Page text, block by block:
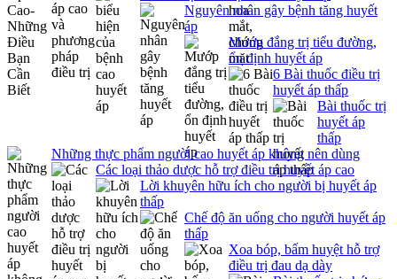
Nguyên nhân gây bệnh tăng huyết
áp
Mướp đắng trị tiểu đường,
ổn định huyết áp
6 Bài thuốc điều trị
huyết áp thấp
Bài thuốc trị
huyết áp
thấp
Những thực phẩm người cao huyết áp không nên dùng
Các loại thảo dược hỗ trợ điều trị huyết áp cao
Lời khuyên hữu ích cho người bị huyết áp
thấp
Chế độ ăn uống cho người huyết áp
thấp
Xoa bóp, bấm huyệt hỗ trợ
điều trị đau dạ dày